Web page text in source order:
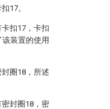
17。
扣17，卡扣
装置的使用
圈18，所述
封圈18，密